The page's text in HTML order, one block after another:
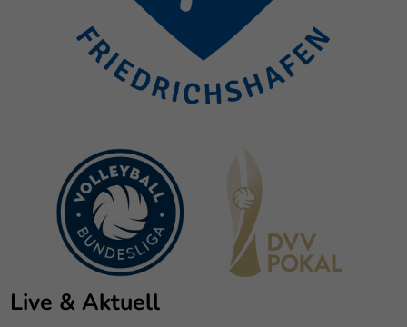
Live & Aktuell